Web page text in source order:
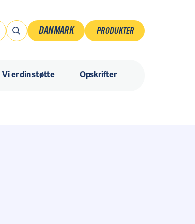
DANMARK
Norsk
PRODUKTER
Vi er din støtte Opskrifter